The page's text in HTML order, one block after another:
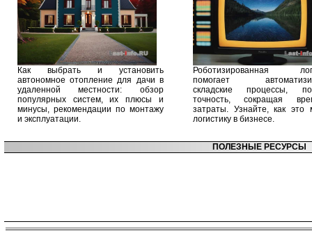
Как выбрать и установить
автономное отопление для дачи в
удаленной местности: обзор
популярных систем, их плюсы и
минусы, рекомендации по монтажу
и эксплуатации.
Роботизированная
помогает
складские процессы,
точность, сокращая
затраты. Узнайте, как это
логистику в бизнесе.
ПОЛЕЗНЫЕ РЕСУРСЫ